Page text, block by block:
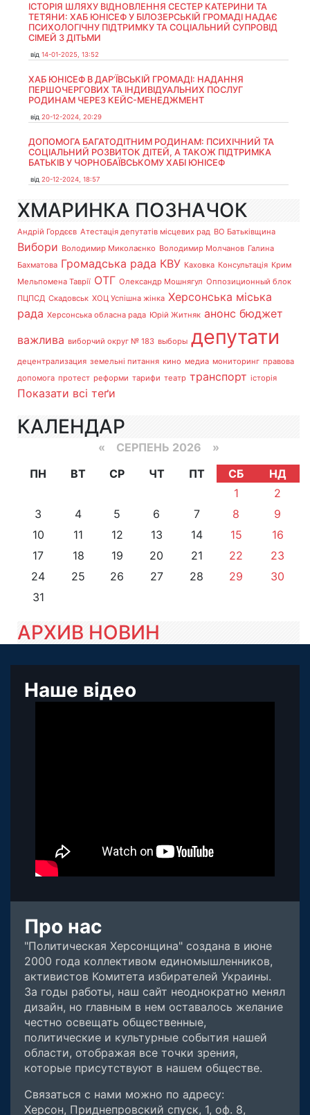
ІСТОРІЯ ШЛЯХУ ВІДНОВЛЕННЯ СЕСТЕР КАТЕРИНИ ТА
ТЕТЯНИ: ХАБ ЮНІСЕФ У БІЛОЗЕРСЬКІЙ ГРОМАДІ НАДАЄ
ПСИХОЛОГІЧНУ ПІДТРИМКУ ТА СОЦІАЛЬНИЙ СУПРОВІД
СІМЕЙ З ДІТЬМИ
від 14-01-2025, 13:52
ХАБ ЮНІСЕФ В ДАР’ЇВСЬКІЙ ГРОМАДІ: НАДАННЯ
ПЕРШОЧЕРГОВИХ ТА ІНДИВІДУАЛЬНИХ ПОСЛУГ
РОДИНАМ ЧЕРЕЗ КЕЙС-МЕНЕДЖМЕНТ
від 20-12-2024, 20:29
ДОПОМОГА БАГАТОДІТНИМ РОДИНАМ: ПСИХІЧНИЙ ТА
СОЦІАЛЬНИЙ РОЗВИТОК ДІТЕЙ, А ТАКОЖ ПІДТРИМКА
БАТЬКІВ У ЧОРНОБАЇВСЬКОМУ ХАБІ ЮНІСЕФ
від 20-12-2024, 18:57
ХМАРИНКА ПОЗНАЧОК
Андрій Гордєєв Атестація депутатів місцевих рад ВО Батьківщина
Вибори Володимир Миколаєнко Володимир Молчанов Галина
Бахматова Громадська рада КВУ Каховка Консультація Крим
Мельпомена Таврії ОТГ Олександр Мошнягул Оппозиционный блок
ПЦПСД Скадовськ ХОЦ Успішна жінка Херсонська міська
рада Херсонська обласна рада Юрій Житняк анонс бюджет
важлива виборчий округ № 183 выборы депутати
децентрализация земельні питання кино медиа мониторинг правова
допомога протест реформи тарифи театр транспорт історія
Показати всі теґи
КАЛЕНДАР
« СЕРПЕНЬ 2026 »
ПН
ВТ СР ЧТ ПТ СБ
НД
1
2
3
4 5 6 7 8
9
10
11 12 13 14 15
16
17
18 19 20 21 22
23
24
25 26 27 28 29
30
31
АРХИВ НОВИН
Наше відео
Про нас
"Политическая Херсонщина" создана в июне
2000 года коллективом единомышленников,
активистов Комитета избирателей Украины.
За годы работы, наш сайт неоднократно менял
дизайн, но главным в нем оставалось желание
честно освещать общественные,
политические и культурные события нашей
области, отображая все точки зрения,
которые присутствуют в нашем обществе.
Связаться с нами можно по адресу:
Херсон, Приднепровский спуск, 1, оф. 8,